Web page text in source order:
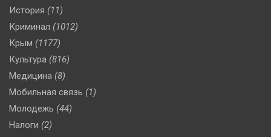
История (11)
Криминал (1012)
Крым (1177)
Культура (816)
Медицина (8)
Мобильная связь (1)
Молодежь (44)
Налоги (2)